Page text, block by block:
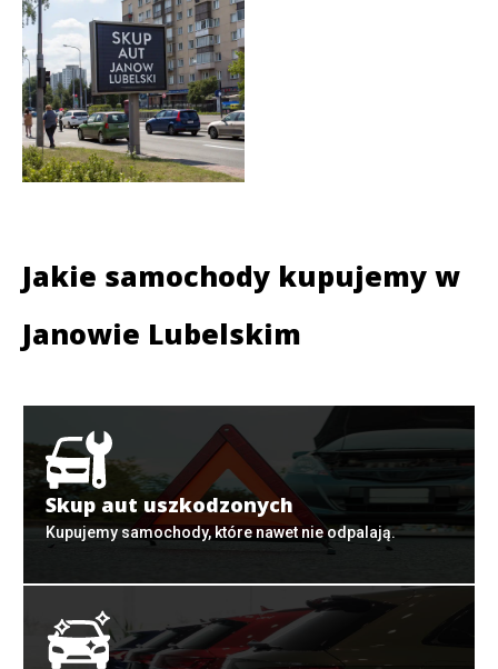
Jakie samochody kupujemy w
Janowie Lubelskim
Skup aut uszkodzonych
Kupujemy samochody, które nawet nie odpalają.